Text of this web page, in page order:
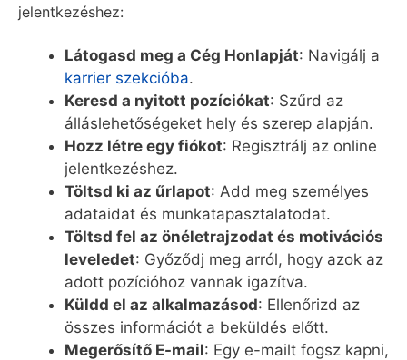
jelentkezéshez:
Látogasd meg a Cég Honlapját: Navigálj a
karrier szekcióba.
Keresd a nyitott pozíciókat: Szűrd az
álláslehetőségeket hely és szerep alapján.
Hozz létre egy fiókot: Regisztrálj az online
jelentkezéshez.
Töltsd ki az űrlapot: Add meg személyes
adataidat és munkatapasztalatodat.
Töltsd fel az önéletrajzodat és motivációs
leveledet: Győződj meg arról, hogy azok az
adott pozícióhoz vannak igazítva.
Küldd el az alkalmazásod: Ellenőrizd az
összes információt a beküldés előtt.
Megerősítő E-mail: Egy e-mailt fogsz kapni,